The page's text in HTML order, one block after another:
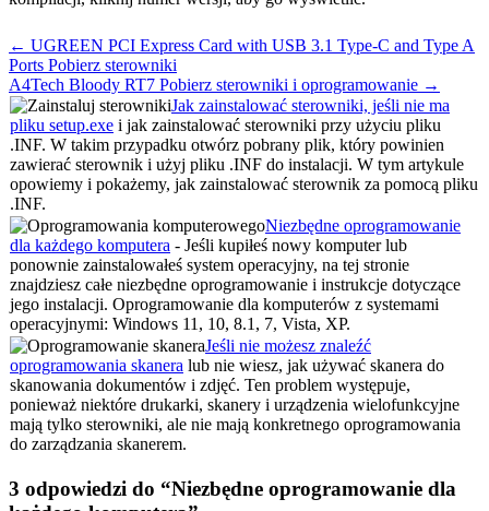
Post
navigation
← UGREEN PCI Express Card with USB 3.1 Type-C and Type A
Ports Pobierz sterowniki
A4Tech Bloody RT7 Pobierz sterowniki i oprogramowanie →
Jak zainstalować sterowniki, jeśli nie ma
pliku setup.exe i jak zainstalować sterowniki przy użyciu pliku
.INF. W takim przypadku otwórz pobrany plik, który powinien
zawierać sterownik i użyj pliku .INF do instalacji. W tym artykule
opowiemy i pokażemy, jak zainstalować sterownik za pomocą pliku
.INF.
Niezbędne oprogramowanie
dla każdego komputera - Jeśli kupiłeś nowy komputer lub
ponownie zainstalowałeś system operacyjny, na tej stronie
znajdziesz całe niezbędne oprogramowanie i instrukcje dotyczące
jego instalacji. Oprogramowanie dla komputerów z systemami
operacyjnymi: Windows 11, 10, 8.1, 7, Vista, XP.
Jeśli nie możesz znaleźć
oprogramowania skanera lub nie wiesz, jak używać skanera do
skanowania dokumentów i zdjęć. Ten problem występuje,
ponieważ niektóre drukarki, skanery i urządzenia wielofunkcyjne
mają tylko sterowniki, ale nie mają konkretnego oprogramowania
do zarządzania skanerem.
3 odpowiedzi do “Niezbędne oprogramowanie dla